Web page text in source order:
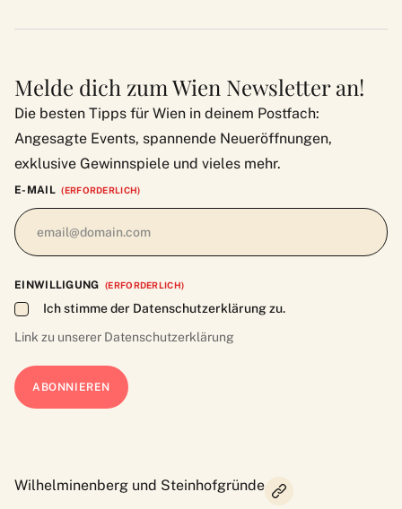
Melde dich zum Wien Newsletter an!
Die besten Tipps für Wien in deinem Postfach:
Angesagte Events, spannende Neueröffnungen,
exklusive Gewinnspiele und vieles mehr.
E-MAIL (ERFORDERLICH)
EINWILLIGUNG (ERFORDERLICH)
Ich stimme der Datenschutzerklärung zu.
Link zu unserer Datenschutzerklärung
Wilhelminenberg und Steinhofgründe